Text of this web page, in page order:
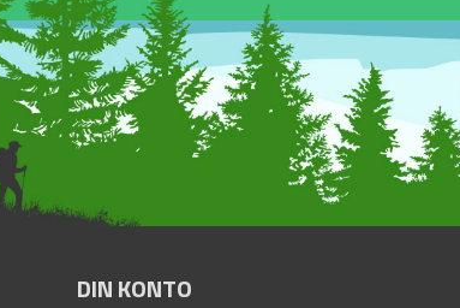
DIN KONTO